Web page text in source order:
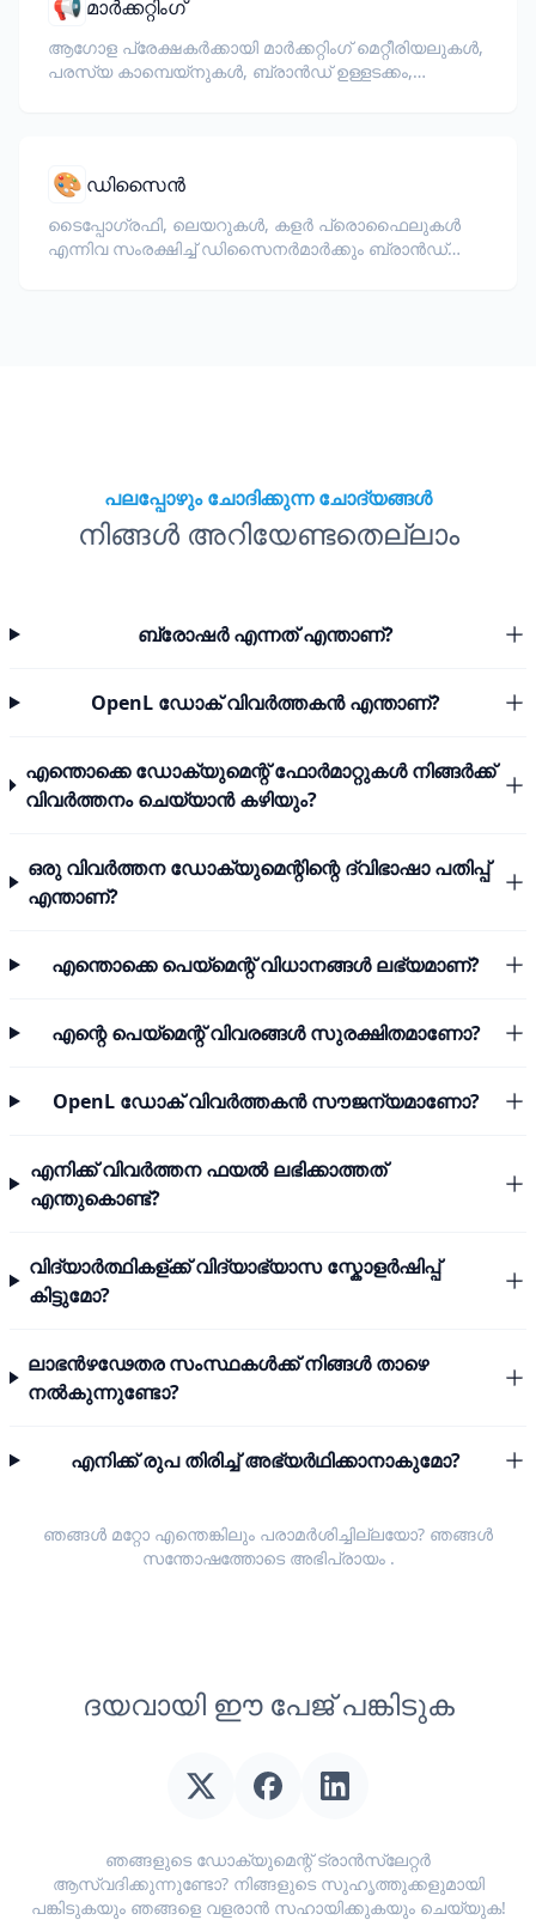
📢 മാർക്കറ്റിംഗ്
ആഗോള പ്രേക്ഷകർക്കായി മാർക്കറ്റിംഗ് മെറ്റീരിയലുകൾ,
പരസ്യ കാമ്പെയ്‌നുകൾ, ബ്രാൻഡ് ഉള്ളടക്കം,
🎨 ഡിസൈൻ
ടൈപ്പോഗ്രഫി, ലെയറുകൾ, കളർ പ്രൊഫൈലുകൾ
എന്നിവ സംരക്ഷിച്ച് ഡിസൈനർമാർക്കും ബ്രാൻഡ്
പലപ്പോഴും ചോദിക്കുന്ന ചോദ്യങ്ങൾ
നിങ്ങൾ അറിയേണ്ടതെല്ലാം
ബ്രോഷർ എന്നത് എന്താണ്?
OpenL ഡോക് വിവർത്തകൻ എന്താണ്?
എന്തൊക്കെ ഡോക്യുമെന്റ് ഫോർമാറ്റുകൾ നിങ്ങർക്ക്
വിവർത്തനം ചെയ്യാൻ കഴിയും?
ഒരു വിവർത്തന ഡോക്യുമെന്റിന്റെ ദ്വിഭാഷാ പതിപ്പ്
എന്താണ്?
എന്തൊക്കെ പെയ്മെന്റ് വിധാനങ്ങൾ ലഭ്യമാണ്?
എന്റെ പെയ്മെന്റ് വിവരങ്ങൾ സുരക്ഷിതമാണോ?
OpenL ഡോക് വിവർത്തകൻ സൗജന്യമാണോ?
എനിക്ക് വിവർത്തന ഫയൽ ലഭിക്കാത്തത്
എന്തുകൊണ്ട്?
വിദ്യാർത്ഥികള്ക്ക് വിദ്യാഭ്യാസ സ്കോളർഷിപ്പ്
കിട്ടുമോ?
ലാഭൻഴഢേതര സംസ്ഥകൾക്ക് നിങ്ങൾ താഴെ
നൽകുന്നുണ്ടോ?
എനിക്ക് രുപ തിരിച്ച് അഭ്യർഥിക്കാനാകുമോ?
ഞങ്ങൾ മറ്റോ എന്തെങ്കിലും പരാമർശിച്ചില്ലയോ? ഞങ്ങൾ
സന്തോഷത്തോടെ അഭിപ്രായം.
ദയവായി ഈ പേജ് പങ്കിടുക
ഞങ്ങളുടെ ഡോക്യുമെന്റ് ട്രാൻസ്ലേറ്റർ
ആസ്വദിക്കുന്നുണ്ടോ? നിങ്ങളുടെ സുഹൃത്തുക്കളുമായി
പങ്കിടുകയും ഞങ്ങളെ വളരാൻ സഹായിക്കുകയും ചെയ്യുക!